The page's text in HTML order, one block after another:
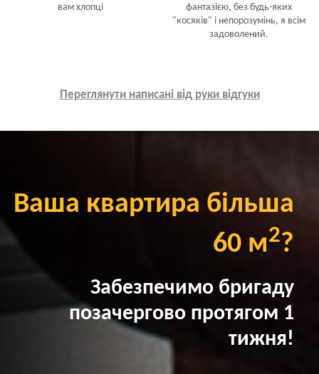
вам хлопці
фантазією, без будь-яких
"косяків" і непорозумінь, я всім
задоволений.
Переглянути написані від руки відгуки
Ваша квартира більша
60 м2?
Забезпечимо бригаду
позачергово протягом 1
тижня!